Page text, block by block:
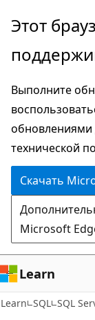
Пропустить
перейти
основному
содержимому
Этот
Выполните
обновлениями
технической
Скачать
Microsoft
Learn
Learn SQL SQL